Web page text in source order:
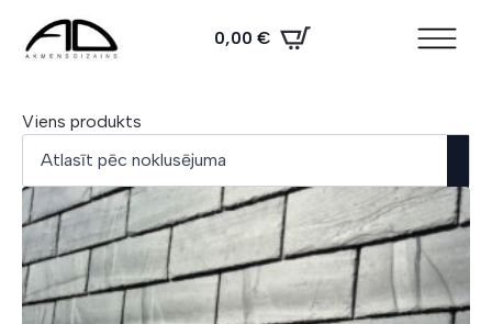
0,00 €
Viens produkts